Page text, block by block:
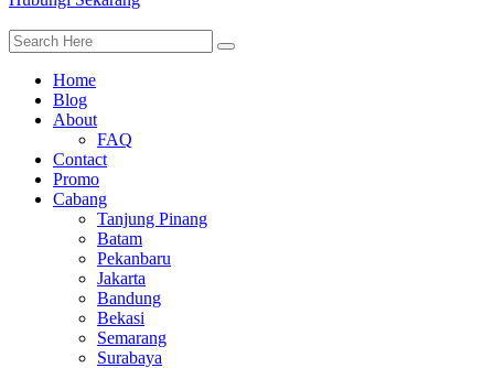
Home
Blog
About
FAQ
Contact
Promo
Cabang
Tanjung Pinang
Batam
Pekanbaru
Jakarta
Bandung
Bekasi
Semarang
Surabaya